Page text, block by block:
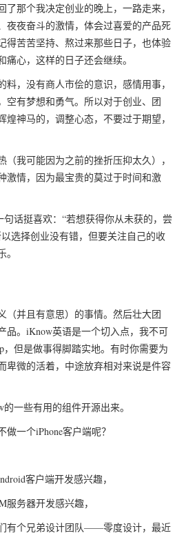
那个我决定创业的晚上，一路走来，
夜夜奋斗的激情，体会过喜爱的产品死
得苦苦坚持、熬过来那些日子，也体验
心，这样的日子还会继续。
，没有商人市侩的意识，感情用事，
空有梦想和勇气。所以对于创业、团
神马的，调整心态，不要过于期望，
我可能因为之前的挫折压抑太久），
激情，因为最宝贵的莫过于时间和激
话挺喜欢：“若想获得你从未获的，尝
选择创业没有错，但要关注自己的收
（并且有意思）的事情。然后壮大团
品。iKnow英语是一个切入点，我不可
但是做事得脚踏实地。有时你需要为
卑微的活着，中途放弃相对来说是件容
一些有用的组件开源出来。
一个iPhone客户端呢？
客户端开发感兴趣，
务器开发感兴趣，
有个兄弟设计团队——零度设计，最近